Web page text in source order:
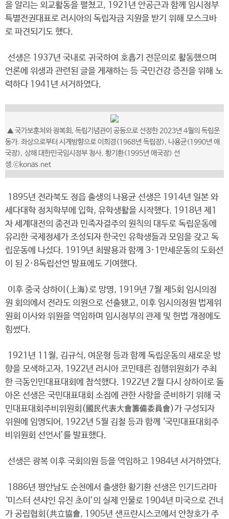
을 알리는 외교활동을 펼쳤고, 1921년 안공근과 함께 임시정부
특별전권대표로 러시아의 독립자금 지원을 받기 위해 모스크바
로 파견되기도 했다.
선생은 1937년 국내로 귀국하여 호흡기 전문의로 활동했으며
언론에 위생과 관련된 글을 게재하는 등 국민건강 증진을 위해 노
력하다 1941년 서거하였다.
▲ 국가보훈처와 광복회, 독립기념관이 공동으로 선정한 2023년 4월의 독립운
동가. 좌상으로부터 시계방향으로 이희경(1968년 독립장), 나용균(1990년 애
국장), 상해 대한민국임시정부 청사, 황기환(1995년 애국장) 선
생.ⓒkonas.net
1895년 전라북도 정읍 출생의 나용균 선생은 1914년 일본 와
세다대학 정치학부에 입학, 유학생활을 시작했다. 1918년 제1
차 세계대전의 종전과 민족자결주의 원칙의 대두로 독립운동에
유리한 국제정세가 조성되자 한국인 유학생들과 모임을 갖고 독
립운동에 나섰다. 1919년 최팔용과 함께 3·1만세운동의 도화선
이 된 2·8독립선언 발표에도 기여했다.
이후 중국 상하이(上海)로 망명, 1919년 7월 제5회 임시의정
원 회의에서 전라도 의원으로 선출됐고, 이후 임시의정원 법제위
원회 이사와 위원을 역임하며 임시정부의 관제 및 헌법 개정에도
힘썼다.
1921년 11월, 김규식, 여운형 등과 함께 독립운동의 새로운 방
향을 모색하고자, 1922년 러시아 코민테른 집행위원회가 주최
한 극동인민대표대회에 참석했다. 1922년 2월 다시 상하이로 돌
아온 선생은 국민대표대회 소집에 관한 사항을 준비하기 위해 국
민대표대회주비위원회(國民代表大會籌備委員會)가 구성되자
위원에 임명되어, 1922년 5월 김철 등과 함께 ‘국민대표대회주
비위원회 선언서’를 발표했다.
선생은 광복 이후 국회의원 등을 역임하고 1984년 서거하였다.
1886년 평안남도 순천에서 출생한 황기환 선생은 인기드라마
‘미스터 션샤인 유진 초이’의 실제 인물로 1904년 미국으로 건너
가 공립협회(共立協會, 1905년 샌프란시스코에서 안창호가 주